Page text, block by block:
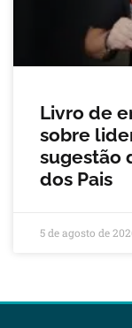
Livro de
sobre
sugestão
dos Pais
5 de agosto de